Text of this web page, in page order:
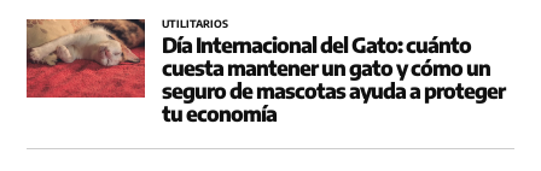
UTILITARIOS
Día Internacional del Gato: cuánto
cuesta mantener un gato y cómo un
seguro de mascotas ayuda a proteger
tu economía